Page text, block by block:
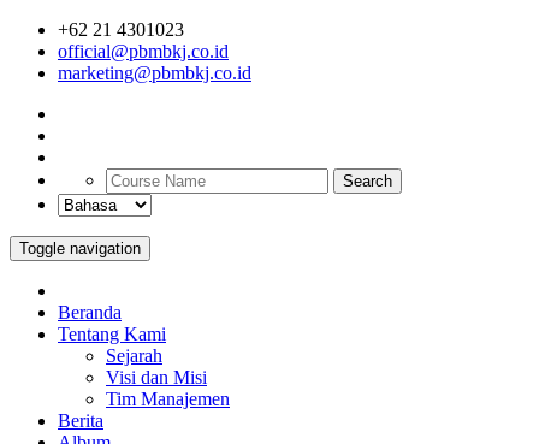
+62 21 4301023
official@pbmbkj.co.id
marketing@pbmbkj.co.id
Search
Toggle navigation
Beranda
Tentang Kami
Sejarah
Visi dan Misi
Tim Manajemen
Berita